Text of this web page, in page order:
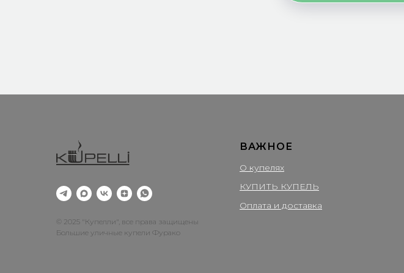
© 2025 "Купелли", все права защищены
Большие уличные купели Фурако
ВАЖНОЕ
О купелях
КУПИТЬ КУПЕЛЬ
Оплата и доставка